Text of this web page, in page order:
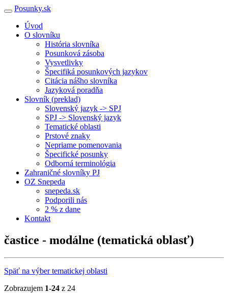
Posunky.sk
Úvod
O slovníku
História slovníka
Posunková zásoba
Vysvetlivky
Špecifiká posunkových jazykov
Citácia nášho slovníka
Jazyková poradňa
Slovník (preklad)
Slovenský jazyk -> SPJ
SPJ -> Slovenský jazyk
Tematické oblasti
Prstové znaky
Nepriame pomenovania
Špecifické posunky
Odborná terminológia
Zahraničné slovníky PJ
OZ Snepeda
snepeda.sk
Podporili nás
2 % z dane
Kontakt
častice - modálne (tematická oblasť)
Späť na výber tematickej oblasti
Zobrazujem 1-24 z 24